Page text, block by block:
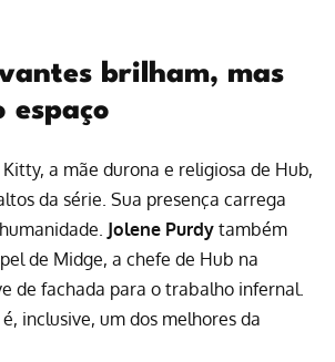
brilham, mas
espaço
a mãe durona e religiosa de Hub,
da série. Sua presença carrega
Jolene Purdy também
de Midge, a chefe de Hub na
de fachada para o trabalho infernal.
inclusive, um dos melhores da